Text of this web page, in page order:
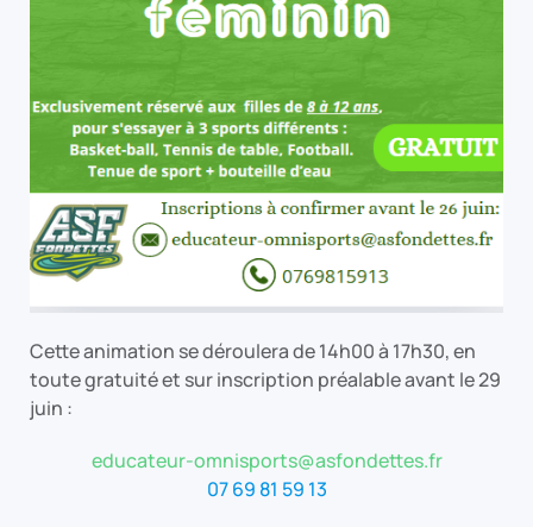
Cette animation se déroulera de 14h00 à 17h30, en
toute gratuité et sur inscription préalable avant le 29
juin :
educateur-omnisports@asfondettes.fr
07 69 81 59 13